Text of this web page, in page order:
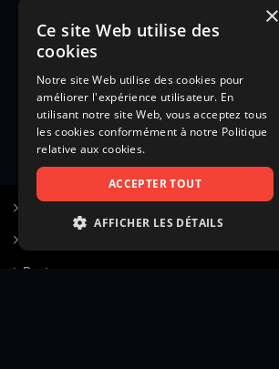
Poster une annonce
×
Ce site Web utilise des
cookies
Notre site Web utilise des cookies pour
améliorer l'expérience utilisateur. En
utilisant notre site Web, vous acceptez tous
les cookies conformément à notre Politique
relative aux cookies.
ACCEPTER TOUT
AFFICHER LES DÉTAILS